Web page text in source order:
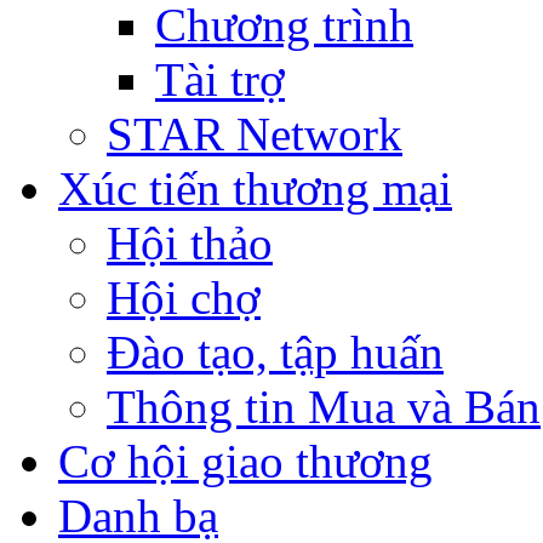
Chương trình
Tài trợ
STAR Network
Xúc tiến thương mại
Hội thảo
Hội chợ
Đào tạo, tập huấn
Thông tin Mua và Bán
Cơ hội giao thương
Danh bạ